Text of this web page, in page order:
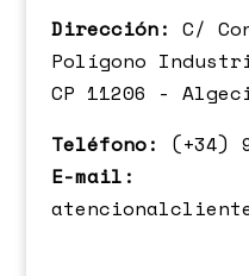
Dirección: C/
Polígono
CP 11206 -
Teléfono:
(+34)
E-mail: